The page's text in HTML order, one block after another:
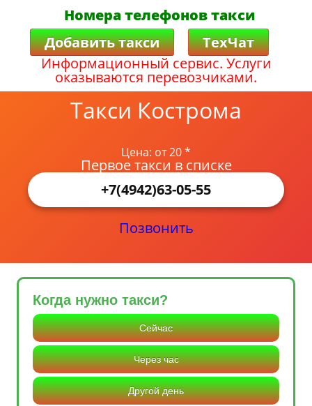
Номера телефонов такси
Добавить такси
ТехЧат
Информационный сервис. Услуги
оказываются перевозчиками.
Такси Кострома
Цена: от 20 *
Первое такси в списке
+7(4942)63-05-55
Позвонить
Когда нужно такси?
Сейчас
Через час
Другой день